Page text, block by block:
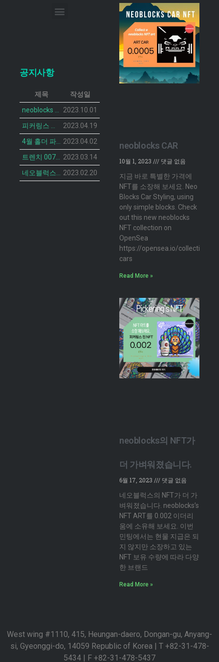
공지사항
제목
작성일
2023.10.01
2023.04.19
2023.04.02
2023.03.14
2023.02.20
neoblocks CAR
10월 1, 2023
댓글 없음
지금 바로 특별한 가격에
NFT를 소장해 보세요. Neo
Blocks Car Styling, using
only simple blocks. Check
out this new neoblocks
NFT collection on
OpenSea
https://opensea.io/collection/
cars
Read More »
neoblocks의 NFT가
더 가벼워졌습니다.
6월 17, 2023
댓글 없음
네오블럭스의 NFT가 더 가
벼워졌습니다. neoblocks’s
NFT ART를 0.002 이더리
움에 소유해 보세요. 이번
민팅에서는 현물 지급은 되
지 않지만 소장하고 있는
NFT 보유 수량에 따라 다양
한 브랜드
Read More »
West wing #1110, 415, Heungan-daero, Dongan-gu, Anyang-
si, Gyeonggi-do, 14059 Republic of Korea | T +82-31-478-
5434 | F +82-31-478-5437